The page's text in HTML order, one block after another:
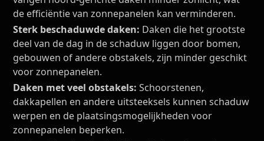
de efficiëntie van zonnepanelen kan verminderen.
Sterk beschaduwde daken: Daken die het grootste
deel van de dag in de schaduw liggen door bomen,
gebouwen of andere obstakels, zijn minder geschikt
voor zonnepanelen.
Daken met veel obstakels: Schoorstenen,
dakkapellen en andere uitsteeksels kunnen schaduw
werpen en de plaatsingsmogelijkheden voor
zonnepanelen beperken.